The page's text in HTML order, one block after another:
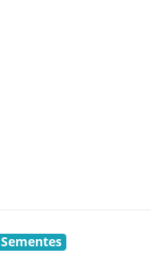
Sementes